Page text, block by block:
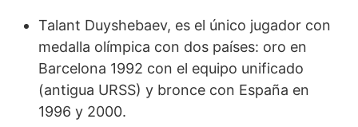
Talant Duyshebaev, es el único jugador con
medalla olímpica con dos países: oro en
Barcelona 1992 con el equipo unificado
(antigua URSS) y bronce con España en
1996 y 2000.